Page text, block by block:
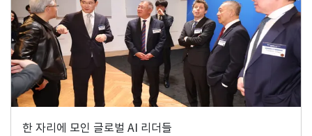
한 자리에 모인 글로벌 AI 리더들